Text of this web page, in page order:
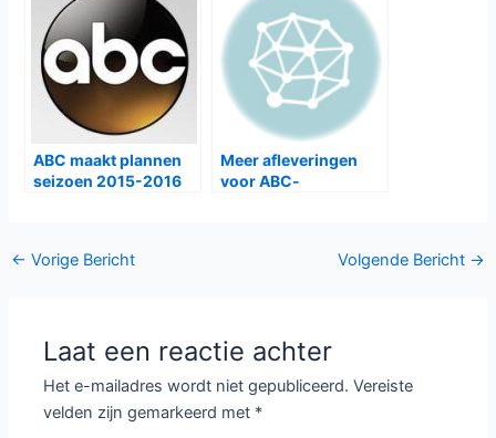
ABC maakt plannen
seizoen 2015-2016
Meer afleveringen
voor ABC-
Bericht
← Vorige Bericht Volgende Bericht →
Laat een reactie achter
Het e-mailadres wordt niet gepubliceerd. Vereiste
velden zijn gemarkeerd met *